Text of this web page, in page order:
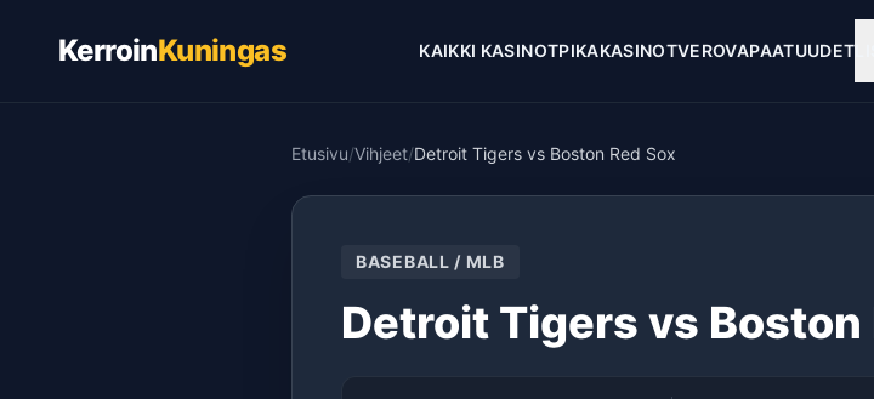
KerroinKuningas KAIKKI KASINOTPIKAKASINOTVEROVAPAATUUDET
Etusivu/Vihjeet/Detroit Tigers vs Boston Red Sox
BASEBALL / MLB
Detroit Tigers vs Boston